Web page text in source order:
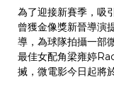
為了迎接新賽季，吸
曾獲金像獎新晉導演
導，為球隊拍攝一部
最佳女配角梁雍婷
搣，微電影今日起將